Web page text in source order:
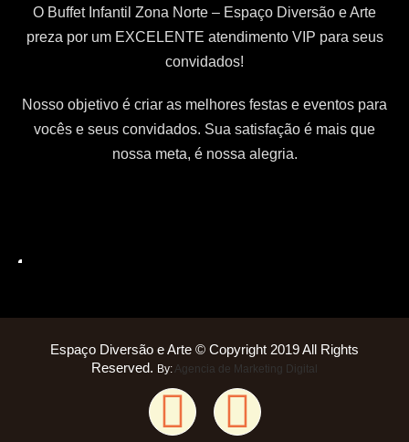
O Buffet Infantil Zona Norte – Espaço Diversão e Arte
preza por um EXCELENTE atendimento VIP para seus
convidados!
Nosso objetivo é criar as melhores festas e eventos para
vocês e seus convidados. Sua satisfação é mais que
nossa meta, é nossa alegria.
Espaço Diversão e Arte © Copyright 2019 All Rights
Reserved. By:Agencia de Marketing Digital